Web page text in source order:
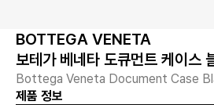
BOTTEGA VENETA
보테가 베네타 도큐먼트 케이스
Bottega Veneta Document Case
제품 정보